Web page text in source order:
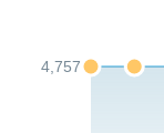
4,757